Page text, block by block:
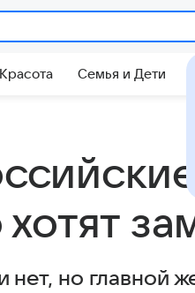
Красота Семья и Дети
хотят
нет, но главной